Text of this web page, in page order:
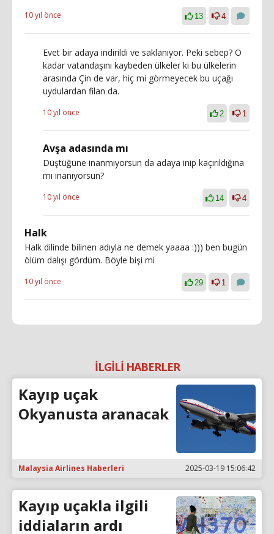
10 yıl önce 13 4
Evet bir adaya indirildi ve saklanıyor. Peki sebep? O
kadar vatandaşını kaybeden ülkeler ki bu ülkelerin
arasında Çin de var, hiç mi görmeyecek bu uçağı
uydulardan filan da.
10 yıl önce 2 1
Avşa adasında mı
Düştüğüne inanmıyorsun da adaya inip kaçırıldığına
mı inanıyorsun?
10 yıl önce 14 4
Halk
Halk dilinde bilinen adıyla ne demek yaaaa :))) ben bugün
ölüm dalışı gördüm. Böyle bişi mi
10 yıl önce 29 1
İLGİLİ HABERLER
Kayıp uçak
Okyanusta aranacak
Malaysia Airlines Haberleri 2025-03-19 15:06:42
Kayıp uçakla ilgili
iddiaların ardı